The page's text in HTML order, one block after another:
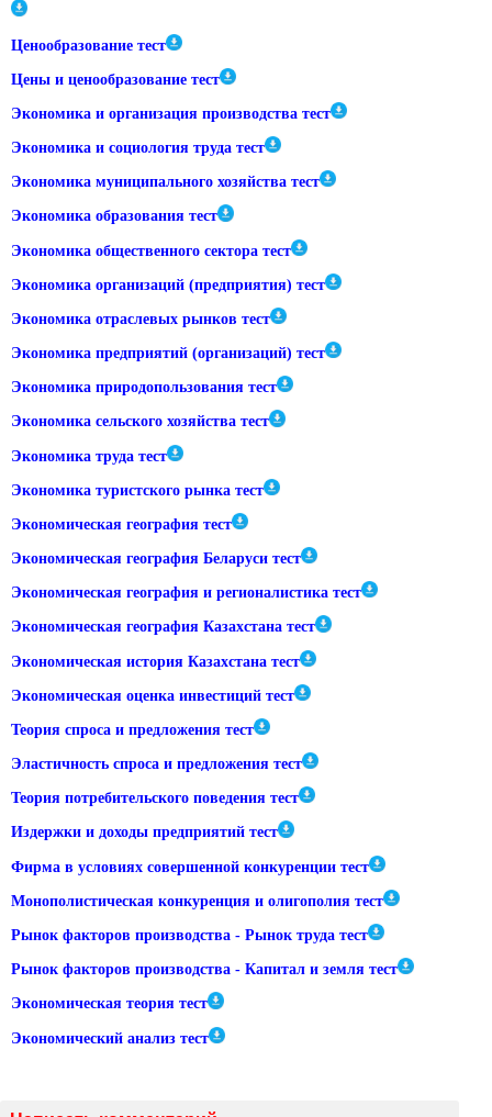
Ценообразование тест
Цены и ценообразование тест
Экономика и организация производства тест
Экономика и социология труда тест
Экономика муниципального хозяйства тест
Экономика образования тест
Экономика общественного сектора тест
Экономика организаций (предприятия) тест
Экономика отраслевых рынков тест
Экономика предприятий (организаций) тест
Экономика природопользования тест
Экономика сельского хозяйства тест
Экономика труда тест
Экономика туристского рынка тест
Экономическая география тест
Экономическая география Беларуси тест
Экономическая география и регионалистика тест
Экономическая география Казахстана тест
Экономическая история Казахстана тест
Экономическая оценка инвестиций тест
Теория спроса и предложения тест
Эластичность спроса и предложения тест
Теория потребительского поведения тест
Издержки и доходы предприятий тест
Фирма в условиях совершенной конкуренции тест
Монополистическая конкуренция и олигополия тест
Рынок факторов производства - Рынок труда тест
Рынок факторов производства - Капитал и земля тест
Экономическая теория тест
Экономический анализ тест